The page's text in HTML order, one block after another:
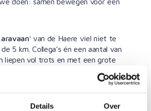
Details Over
van de Haere viel niet te
5 km. Collega’s én een aantal van
liepen vol trots en met een grote
omstandigheden liep alles